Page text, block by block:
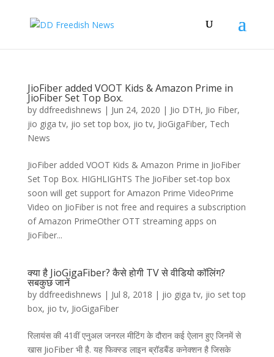
JioFiber added VOOT Kids & Amazon Prime in
JioFiber Set Top Box.
by ddfreedishnews | Jun 24, 2020 | Jio DTH, Jio Fiber,
jio giga tv, jio set top box, jio tv, JioGigaFiber, Tech
News
JioFiber added VOOT Kids & Amazon Prime in JioFiber
Set Top Box. HIGHLIGHTS The JioFiber set-top box
soon will get support for Amazon Prime VideoPrime
Video on JioFiber is not free and requires a subscription
of Amazon PrimeOther OTT streaming apps on
JioFiber...
क्या है JioGigaFiber? कैसे होगी TV से वीडियो कॉलिंग?
सबकुछ जानें
by ddfreedishnews | Jul 8, 2018 | jio giga tv, jio set top
box, jio tv, JioGigaFiber
रिलायंस की 41वीं एनुअल जनरल मीटिंग के दौरान कई ऐलान हुए जिनमें से
खास JioFiber भी है. यह फिक्स्ड लाइन ब्रॉडबैंड कनेक्शन है जिसके